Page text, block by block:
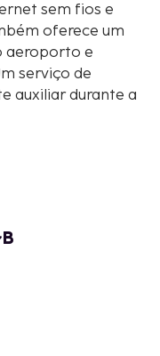
sem fios e
oferece um
aeroporto e
serviço de
auxiliar durante a